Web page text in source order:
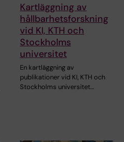
Kartläggning av
hållbarhetsforskning
vid KI, KTH och
Stockholms
universitet
En kartläggning av
publikationer vid KI, KTH och
Stockholms universitet…